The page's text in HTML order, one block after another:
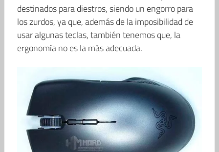
destinados para diestros, siendo un engorro para
los zurdos, ya que, además de la imposibilidad de
usar algunas teclas, también tenemos que, la
ergonomía no es la más adecuada.